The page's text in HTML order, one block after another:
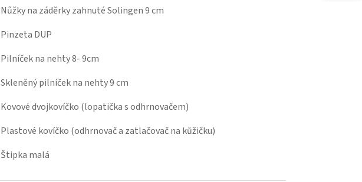
Nůžky na záděrky zahnuté Solingen 9 cm
Pinzeta DUP
Pilníček na nehty 8- 9cm
Skleněný pilníček na nehty 9 cm
Kovové dvojkovíčko (lopatička s odhrnovačem)
Plastové kovíčko (odhrnovač a zatlačovač na kůžičku)
Štipka malá